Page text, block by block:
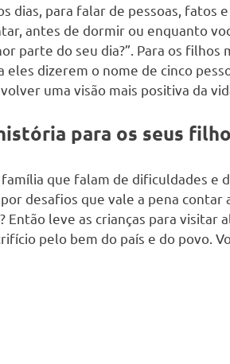
dias, para falar de pessoas, fatos
antes de dormir ou enquanto
parte do seu dia?”. Para os
eles dizerem o nome de cinco
uma visão mais positiva da
para os seus
que falam de dificuldades e
desafios que vale a pena contar
Então leve as crianças para
pelo bem do país e do povo.